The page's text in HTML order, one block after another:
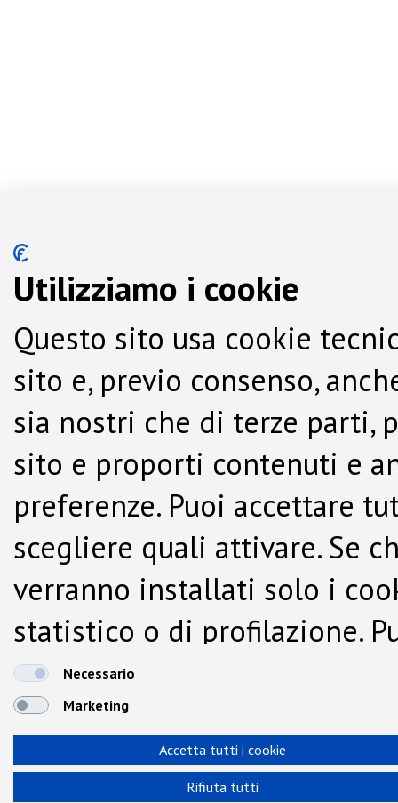
Utilizziamo i cookie
Questo sito usa cookie
sito e, previo consenso,
sia nostri che di terze parti,
sito e proporti contenuti e
preferenze. Puoi accettare
scegliere quali attivare. Se
verranno installati solo i
statistico o di profilazione.
dalla Cookie Policy.
Necessario
Marketing
Accetta tutti i cookie
Rifiuta tutti